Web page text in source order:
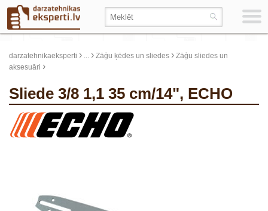
darzatehnikaeksperti › ... › Zāģu ķēdes un sliedes › Zāģu sliedes un
aksesuāri ›
Sliede 3/8 1,1 35 cm/14", ECHO